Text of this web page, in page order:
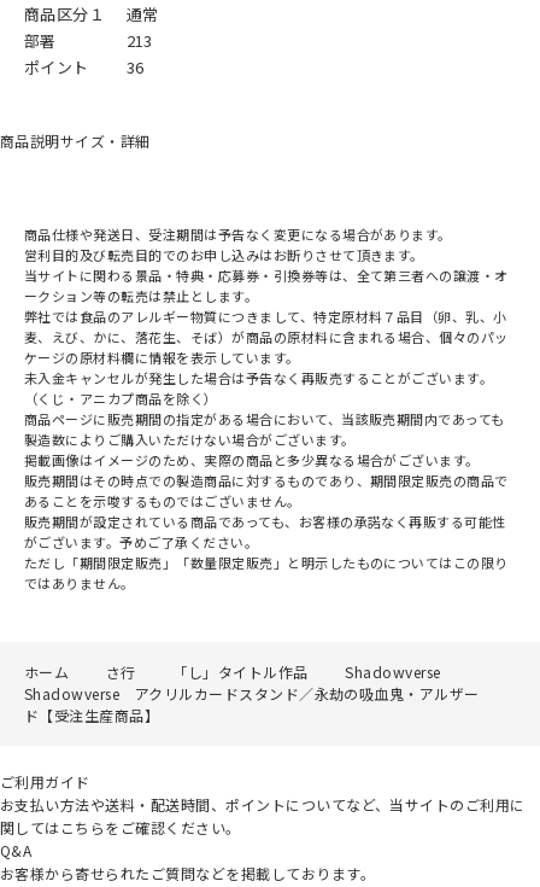
商品区分１
通常
部署
213
ポイント
36
商品説明サイズ・詳細
商品仕様や発送日、受注期間は予告なく変更になる場合があります。
営利目的及び転売目的でのお申し込みはお断りさせて頂きます。
当サイトに関わる景品・特典・応募券・引換券等は、全て第三者への譲渡・オ
ークション等の転売は禁止とします。
弊社では食品のアレルギー物質につきまして、特定原材料７品目（卵、乳、小
麦、えび、かに、落花生、そば）が商品の原材料に含まれる場合、個々のパッ
ケージの原材料欄に情報を表示しています。
未入金キャンセルが発生した場合は予告なく再販売することがございます。
（くじ・アニカプ商品を除く）
商品ページに販売期間の指定がある場合において、当該販売期間内であっても
製造数によりご購入いただけない場合がございます。
掲載画像はイメージのため、実際の商品と多少異なる場合がございます。
販売期間はその時点での製造商品に対するものであり、期間限定販売の商品で
あることを示唆するものではございません。
販売期間が設定されている商品であっても、お客様の承諾なく再販する可能性
がございます。予めご了承ください。
ただし「期間限定販売」「数量限定販売」と明示したものについてはこの限り
ではありません。
ホーム さ行 「し」タイトル作品
Shadowverse
Shadowverse アクリルカードスタンド／永劫の吸血鬼・アルザー
ド【受注生産商品】
ご利用ガイド
お支払い方法や送料・配送時間、ポイントについてなど、当サイトのご利用に
関してはこちらをご確認ください。
Q&A
お客様から寄せられたご質問などを掲載しております。